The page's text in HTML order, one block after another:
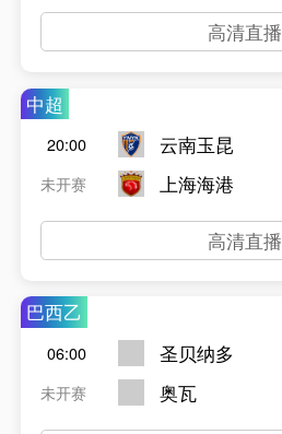
高清直播
中超
20:00
未开赛
云南玉昆
上海海港
高清直播
巴西乙
06:00
未开赛
圣贝纳多
奥瓦